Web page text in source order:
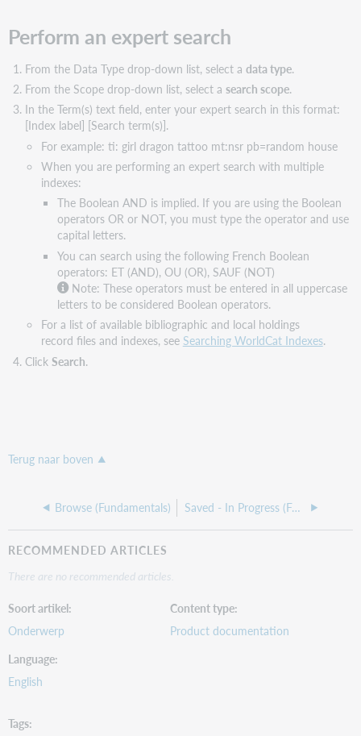
Perform an expert search
From the Data Type drop-down list, select a data type.
From the Scope drop-down list, select a search scope.
In the Term(s) text field, enter your expert search in this format:
[Index label] [Search term(s)].
For example: ti: girl dragon tattoo mt:nsr pb=random house
When you are performing an expert search with multiple
indexes:
The Boolean AND is implied. If you are using the Boolean
operators OR or NOT, you must type the operator and use
capital letters.
You can search using the following French Boolean
operators: ET (AND), OU (OR), SAUF (NOT)
Note: These operators must be entered in all uppercase
letters to be considered Boolean operators.
For a list of available bibliographic and local holdings
record files and indexes, see Searching WorldCat Indexes.
Click Search.
Terug naar boven
Browse (Fundamentals) Saved - In Progress (Fundamentals)
RECOMMENDED ARTICLES
There are no recommended articles.
Soort artikel
Onderwerp
Content type
Product documentation
Language
English
Tags